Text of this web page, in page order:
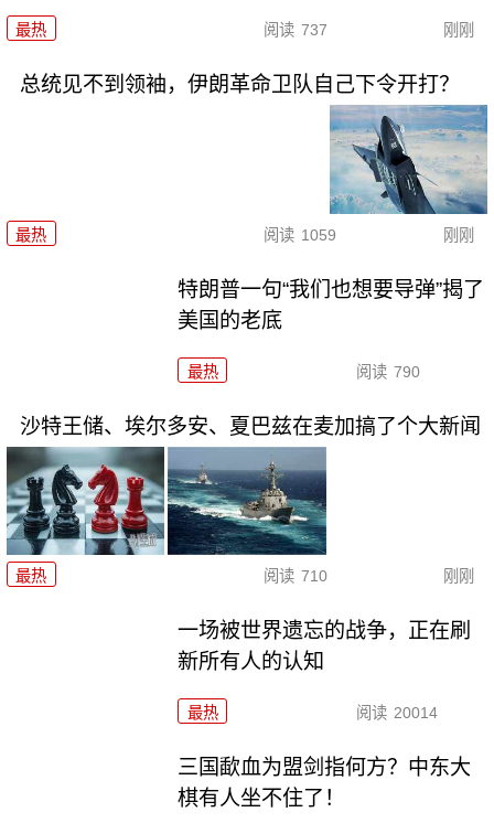
最热 阅读 737 刚刚
总统见不到领袖，伊朗革命卫队自己下令开打？
最热 阅读 1059 刚刚
特朗普一句“我们也想要导弹”揭了
美国的老底
最热 阅读 790
沙特王储、埃尔多安、夏巴兹在麦加搞了个大新闻
最热 阅读 710 刚刚
一场被世界遗忘的战争，正在刷
新所有人的认知
最热 阅读 20014
三国歃血为盟剑指何方？中东大
棋有人坐不住了！